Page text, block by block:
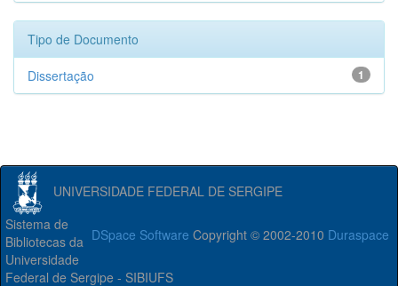
Tipo de Documento
1
Dissertação
UNIVERSIDADE FEDERAL DE SERGIPE
DSpace Software Copyright © 2002-2010 Duraspace
Sistema de
Bibliotecas da
Universidade
Federal de Sergipe - SIBIUFS